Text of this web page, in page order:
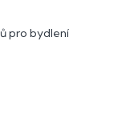
pro bydlení